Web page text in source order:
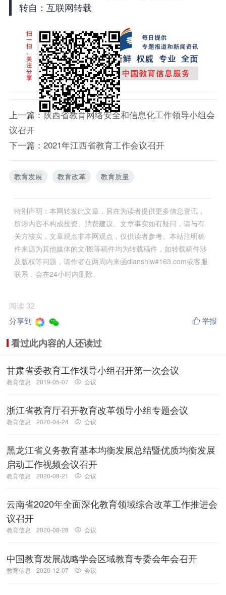
转自：互联网转载
上一篇：陕西省教育网络安全和信息化工作领导小组会
议召开
下一篇： 2021年江西省教育工作会议召开
教育发展 教育改革 教育质量
特别声明：本网转发此文章，旨在为读者提供更多信息资讯，
所涉内容不构成投资、消费建议。文章事实如有疑问，请与有
关方核实，文章观点非本网观点，仅供读者参考。本站注明稿
件来源为其他媒体的文/图等稿件均为转载稿件，如转载稿件涉
及版权等问题，请作者在两周内来函dianshiw#163.com或客服
联系，会在24小时内删除。
阅读 32
分享到
举报
看过此内容的人还读过
甘肃省委教育工作领导小组召开第一次会议
教育信息 2019-05-07 会议
浙江省教育厅召开教育改革领导小组专题会议
教育信息 2020-04-24 会议
黑龙江省义务教育基本均衡发展总结暨优质均衡发展
启动工作视频会议召开
教育信息 2020-08-21 会议
云南省2020年全面深化教育领域综合改革工作推进会
议召开
教育信息 2020-08-28 会议
中国教育发展战略学会区域教育专委会年会召开
教育信息 2020-12-07 会议